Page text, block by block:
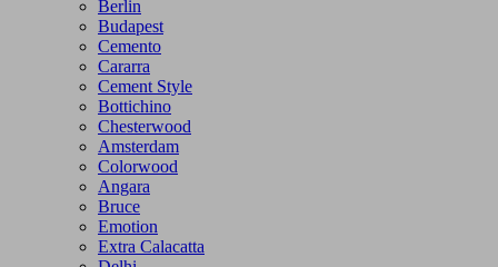
Berlin
Budapest
Cemento
Cararra
Cement Style
Bottichino
Chesterwood
Amsterdam
Colorwood
Angara
Bruce
Emotion
Extra Calacatta